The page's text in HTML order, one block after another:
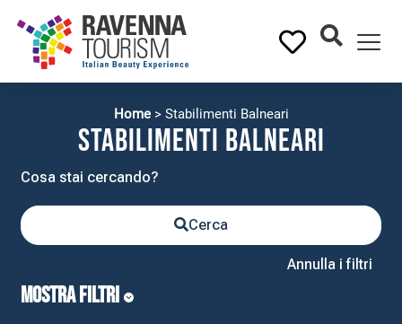
Home> Stabilimenti Balneari
Stabilimenti Balneari
Cerca
Annulla i filtri
MOSTRA FILTRI